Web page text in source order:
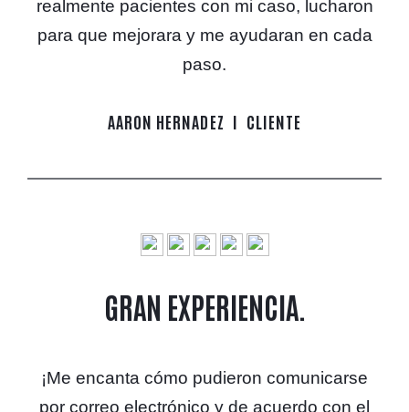
realmente pacientes con mi caso, lucharon
para que mejorara y me ayudaran en cada
paso.
AARON HERNADEZ CLIENTE
GRAN EXPERIENCIA.
¡Me encanta cómo pudieron comunicarse
por correo electrónico y de acuerdo con el